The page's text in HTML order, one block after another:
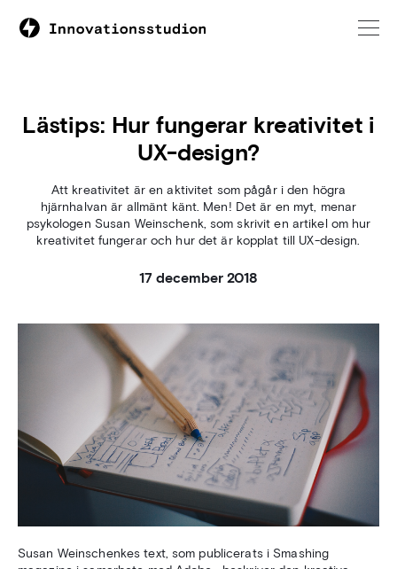
Lästips: Hur fungerar kreativitet i
UX-design?
Att kreativitet är en aktivitet som pågår i den högra
hjärnhalvan är allmänt känt. Men! Det är en myt, menar
psykologen Susan Weinschenk, som skrivit en artikel om hur
kreativitet fungerar och hur det är kopplat till UX-design.
17 december 2018
Susan Weinschenkes text, som publicerats i Smashing